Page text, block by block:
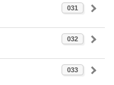
031
032
033